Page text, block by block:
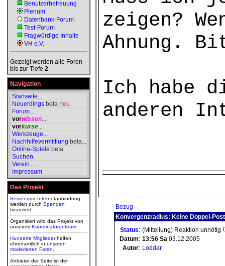
Benutzerbetreuung
Plenum
Datenbank-Forum
Test-Forum
Fragwürdige Inhalte
VH e.V.
Gezeigt werden alle Foren
bis zur Tiefe 2
Navigation
Startseite...
Neuerdings beta neu
Forum...
vorwissen...
vorkurse...
Werkzeuge...
Nachhilfevermittlung beta...
Online-Spiele beta
Suchen
Verein...
Impressum
Das Projekt
Serverund Internetanbindung
werden durch Spenden
finanziert.
Organisiert wird das Projekt von
unserem Koordinatorenteam
Hunderte Mitgliederhelfen
ehrenamtlich in unseren
moderierten Foren
Anbieter der Seite ist der
zeigen?
Ahnung.
Ich habe
anderen
Bezug
Konvergenzradius: Keine Doppel-
Status: (Mitteilung) Reaktion unnötig
Datum: 13:56 Sa 03.12.2005
Autor: Loddar